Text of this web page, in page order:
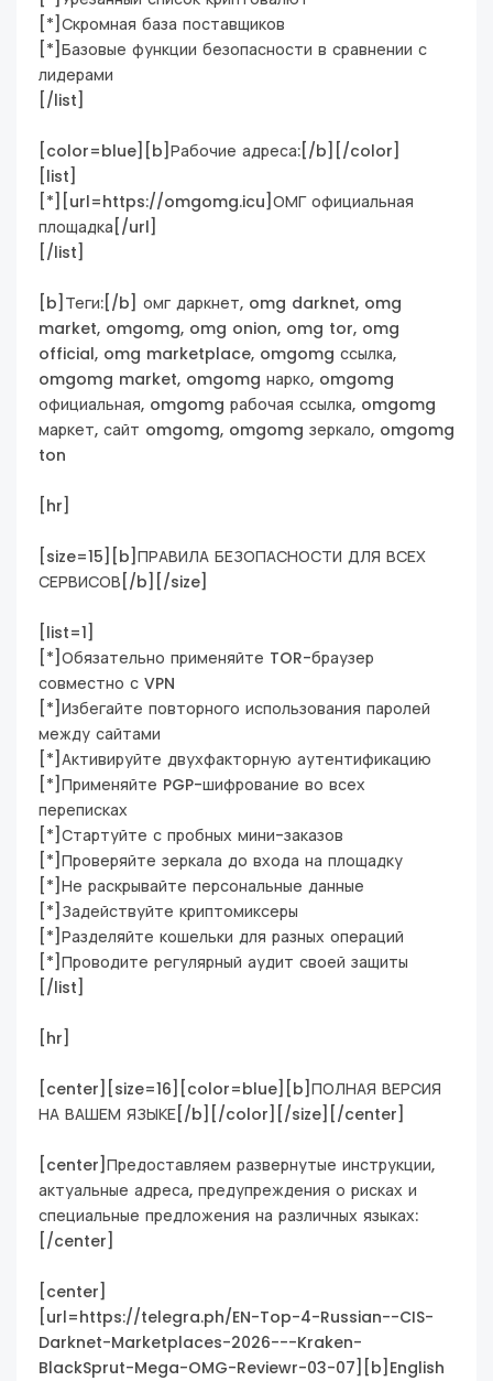
[*]Скромная база поставщиков
[*]Базовые функции безопасности в сравнении с
лидерами
[/list]
[color=blue][b]Рабочие адреса:[/b][/color]
[list]
[*][url=https://omgomg.icu]ОМГ официальная
площадка[/url]
[/list]
[b]Теги:[/b] омг даркнет, omg darknet, omg
market, omgomg, omg onion, omg tor, omg
official, omg marketplace, omgomg ссылка,
omgomg market, omgomg нарко, omgomg
официальная, omgomg рабочая ссылка, omgomg
маркет, сайт omgomg, omgomg зеркало, omgomg
ton
[hr]
[size=15][b]ПРАВИЛА БЕЗОПАСНОСТИ ДЛЯ ВСЕХ
СЕРВИСОВ[/b][/size]
[list=1]
[*]Обязательно применяйте TOR-браузер
совместно с VPN
[*]Избегайте повторного использования паролей
между сайтами
[*]Активируйте двухфакторную аутентификацию
[*]Применяйте PGP-шифрование во всех
переписках
[*]Стартуйте с пробных мини-заказов
[*]Проверяйте зеркала до входа на площадку
[*]Не раскрывайте персональные данные
[*]Задействуйте криптомиксеры
[*]Разделяйте кошельки для разных операций
[*]Проводите регулярный аудит своей защиты
[/list]
[hr]
[center][size=16][color=blue][b]ПОЛНАЯ ВЕРСИЯ
НА ВАШЕМ ЯЗЫКЕ[/b][/color][/size][/center]
[center]Предоставляем развернутые инструкции,
актуальные адреса, предупреждения о рисках и
специальные предложения на различных языках:
[/center]
[center]
[url=https://telegra.ph/EN-Top-4-Russian--CIS-
Darknet-Marketplaces-2026---Kraken-
BlackSprut-Mega-OMG-Reviewr-03-07][b]English